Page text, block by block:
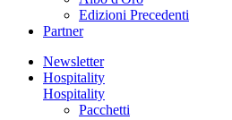
Edizioni Precedenti
Partner
Newsletter
Hospitality
Hospitality
Pacchetti